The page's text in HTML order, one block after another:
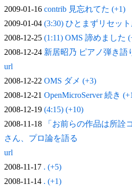
2009-01-16 contrib 見忘れてた (+1)
2009-01-04 (3:30) ひとまずリセッ
2008-12-25 (1:11) OMS 諦めました
2008-12-24 新居昭乃 ピアノ弾き
url
2008-12-22 OMS ダメ (+3)
2008-12-21 OpenMicroServer 続き
2008-12-19 (4:15) (+10)
2008-11-18
「お前らの作品は所
さん、プロ論を語る
url
2008-11-17 . (+5)
2008-11-14 . (+1)